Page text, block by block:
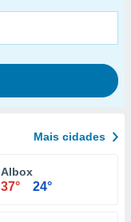
Mais cidades
Albox
37° 24°